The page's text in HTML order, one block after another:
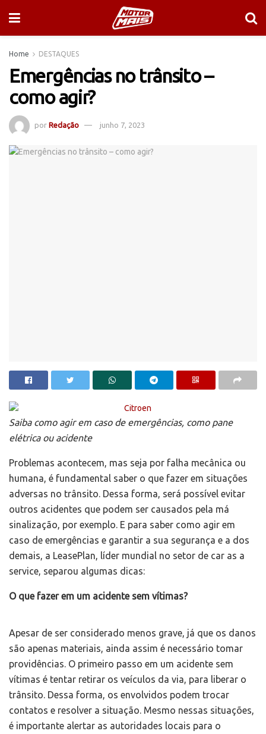
Home DESTAQUES
Emergências no trânsito –
como agir?
por Redação junho 7, 2023
Saiba como agir em caso de emergências, como pane
elétrica ou acidente
Problemas acontecem, mas seja por falha mecânica ou
humana, é fundamental saber o que fazer em situações
adversas no trânsito. Dessa forma, será possível evitar
outros acidentes que podem ser causados pela má
sinalização, por exemplo. E para saber como agir em
caso de emergências e garantir a sua segurança e a dos
demais, a LeasePlan, líder mundial no setor de car as a
service, separou algumas dicas:
O que fazer em um acidente sem vítimas?
Apesar de ser considerado menos grave, já que os danos
são apenas materiais, ainda assim é necessário tomar
providências. O primeiro passo em um acidente sem
vítimas é tentar retirar os veículos da via, para liberar o
trânsito. Dessa forma, os envolvidos podem trocar
contatos e resolver a situação. Mesmo nessas situações,
é importante alertar as autoridades locais para o